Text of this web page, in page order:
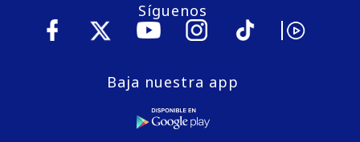
Síguenos
Baja nuestra app